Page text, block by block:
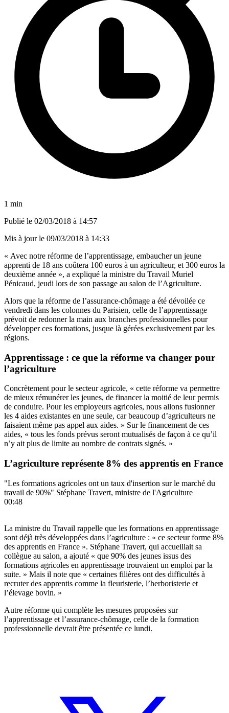
1 min
Publié le 02/03/2018 à 14:57
Mis à jour le 09/03/2018 à 14:33
« Avec notre réforme de l’apprentissage, embaucher un jeune
apprenti de 18 ans coûtera 100 euros à un agriculteur, et 300 euros la
deuxième année », a expliqué la ministre du Travail Muriel
Pénicaud, jeudi lors de son passage au salon de l’Agriculture.
Alors que la réforme de l’assurance-chômage a été dévoilée ce
vendredi dans les colonnes du Parisien, celle de l’apprentissage
prévoit de redonner la main aux branches professionnelles pour
développer ces formations, jusque là gérées exclusivement par les
régions.
Apprentissage : ce que la réforme va changer pour
l’agriculture
Concrètement pour le secteur agricole, « cette réforme va permettre
de mieux rémunérer les jeunes, de financer la moitié de leur permis
de conduire. Pour les employeurs agricoles, nous allons fusionner
les 4 aides existantes en une seule, car beaucoup d’agriculteurs ne
faisaient même pas appel aux aides. » Sur le financement de ces
aides, « tous les fonds prévus seront mutualisés de façon à ce qu’il
n’y ait plus de limite au nombre de contrats signés. »
L’agriculture représente 8% des apprentis en France
"Les formations agricoles ont un taux d'insertion sur le marché du
travail de 90%" Stéphane Travert, ministre de l'Agriculture
00:48
La ministre du Travail rappelle que les formations en apprentissage
sont déjà très développées dans l’agriculture : « ce secteur forme 8%
des apprentis en France ». Stéphane Travert, qui accueillait sa
collègue au salon, a ajouté « que 90% des jeunes issus des
formations agricoles en apprentissage trouvaient un emploi par la
suite. » Mais il note que « certaines filières ont des difficultés à
recruter des apprentis comme la fleuristerie, l’herboristerie et
l’élevage bovin. »
Autre réforme qui complète les mesures proposées sur
l’apprentissage et l’assurance-chômage, celle de la formation
professionnelle devrait être présentée ce lundi.